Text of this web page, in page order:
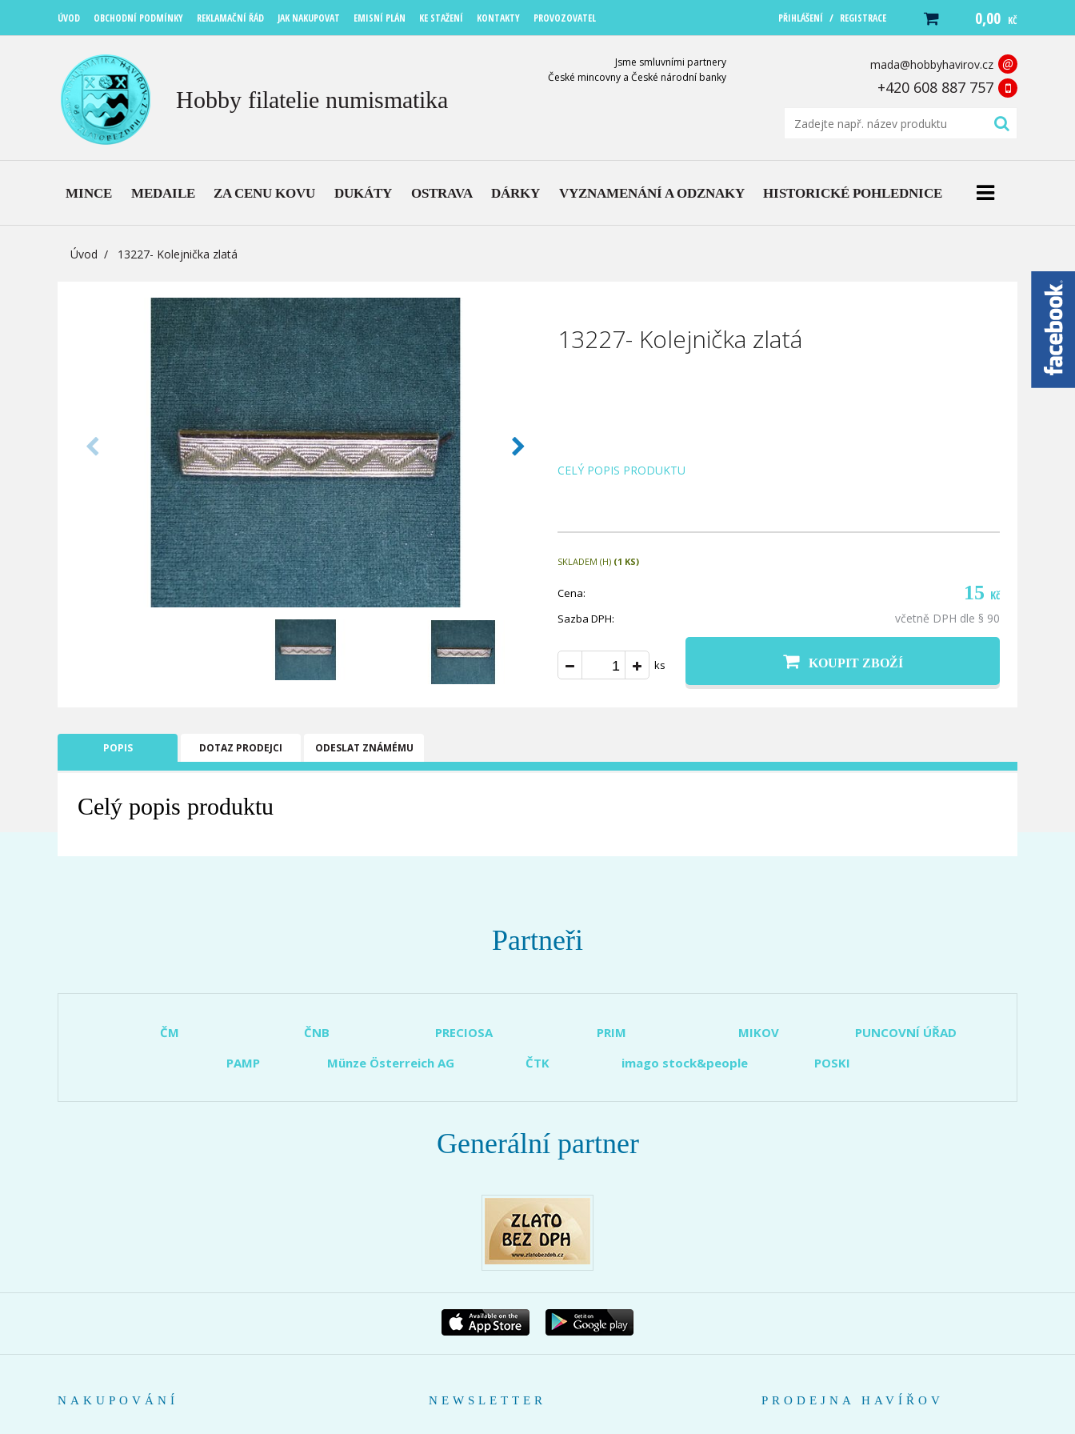
ÚVOD OBCHODNÍ PODMÍNKY REKLAMAČNÍ ŘÁD JAK NAKUPOVAT EMISNÍ PLÁN KE STAŽENÍ KONTAKTY PROVOZOVATEL PŘIHLÁŠENÍ / REGISTRACE 0,00 KČ
Hobby filatelie numismatika
Jsme smluvními partnery
České mincovny a České národní banky
mada@hobbyhavirov.cz @
+420 608 887 757
MINCE MEDAILE ZA CENU KOVU DUKÁTY OSTRAVA DÁRKY VYZNAMENÁNÍ A ODZNAKY HISTORICKÉ POHLEDNICE
Úvod 13227- Kolejnička zlatá
13227- Kolejnička zlatá
CELÝ POPIS PRODUKTU
SKLADEM (H) (1 KS)
Cena: 15 Kč
Sazba DPH: včetně DPH dle § 90
ks KOUPIT ZBOŽÍ
POPIS DOTAZ PRODEJCI ODESLAT ZNÁMÉMU
Celý popis produktu
Partneři
ČM ČNB PRECIOSA PRIM MIKOV
PUNCOVNÍ ÚŘAD
PAMP
Münze Österreich AG ČTK imago stock&people POSKI
Generální partner
NAKUPOVÁNÍ NEWSLETTER PRODEJNA HAVÍŘOV